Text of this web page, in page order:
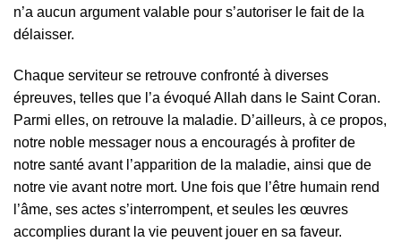
n’a aucun argument valable pour s’autoriser le fait de la
délaisser.
Chaque serviteur se retrouve confronté à diverses
épreuves, telles que l’a évoqué Allah dans le Saint Coran.
Parmi elles, on retrouve la maladie. D’ailleurs, à ce propos,
notre noble messager nous a encouragés à profiter de
notre santé avant l’apparition de la maladie, ainsi que de
notre vie avant notre mort. Une fois que l’être humain rend
l’âme, ses actes s’interrompent, et seules les œuvres
accomplies durant la vie peuvent jouer en sa faveur.